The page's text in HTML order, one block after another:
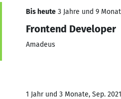
Bis heute 3 Jahre und 9
Frontend Developer
Amadeus
1 Jahr und 3 Monate, Sep.